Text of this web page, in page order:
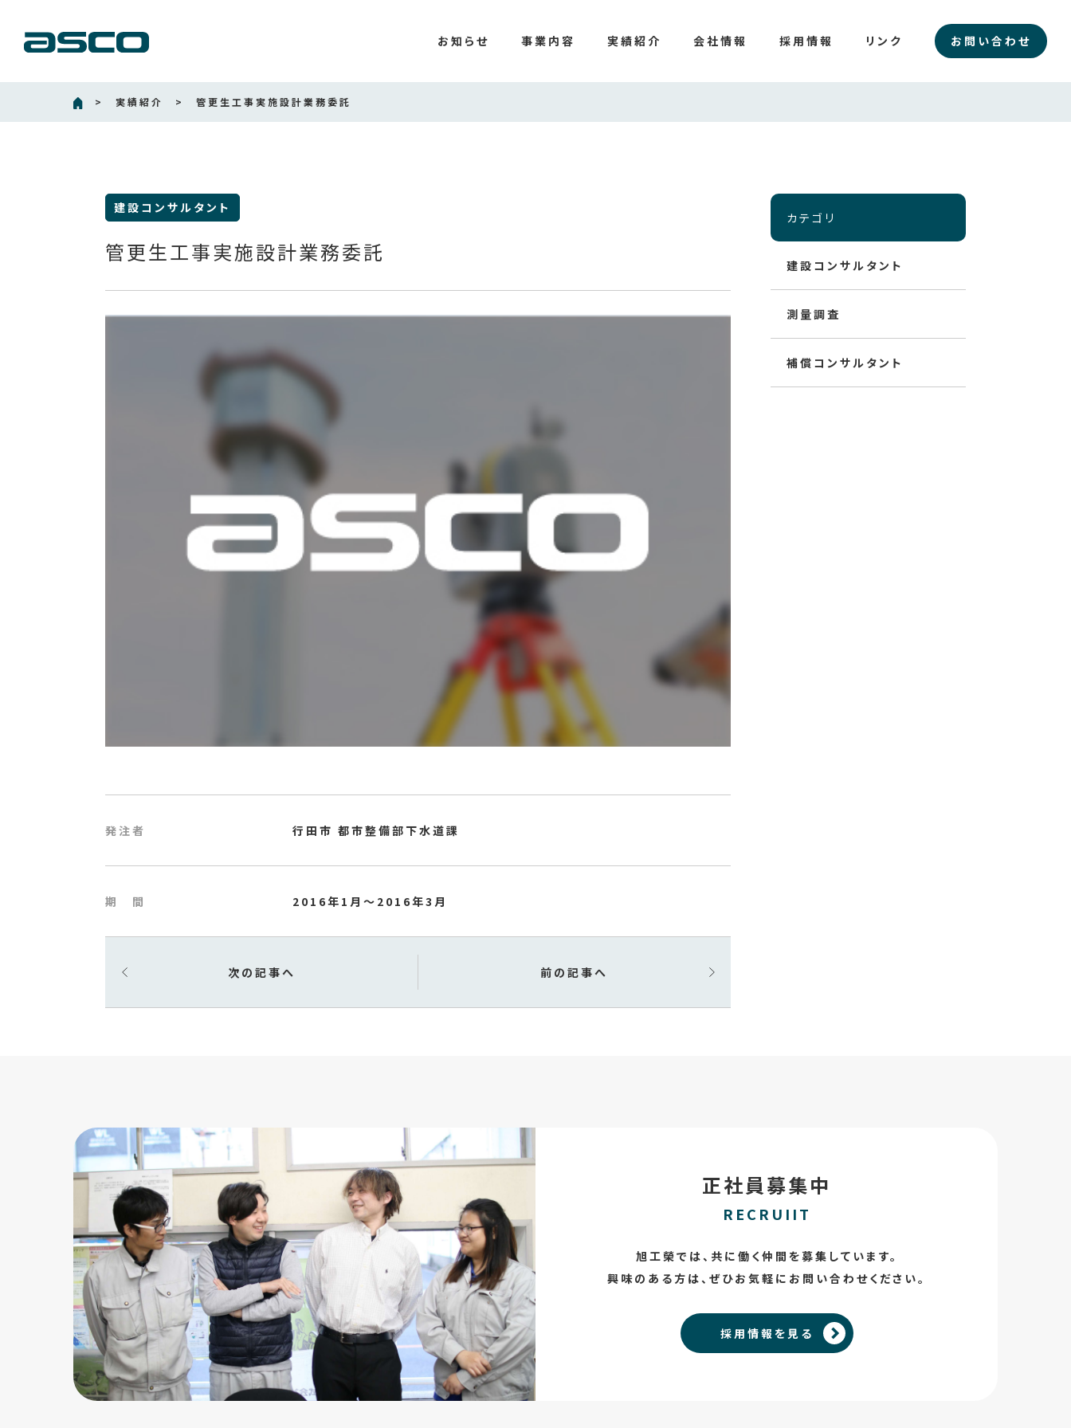
お知らせ 事業内容 実績紹介 会社情報 採用情報 リンク お問い合わせ
> 実績紹介 > 管更生工事実施設計業務委託
建設コンサルタント
管更生工事実施設計業務委託
発注者 行田市 都市整備部下水道課
期 間 2016年1月〜2016年3月
次の記事へ 前の記事へ
カテゴリ
建設コンサルタント
測量調査
補償コンサルタント
正社員募集中
RECRUIIT
旭工榮では、共に働く仲間を募集しています。
興味のある方は、ぜひお気軽にお問い合わせください。
採用情報を見る